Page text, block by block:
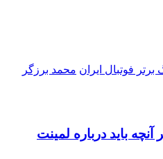
برتر فوتبال ایران محمد برزگر
آنچه باید درباره لمینت